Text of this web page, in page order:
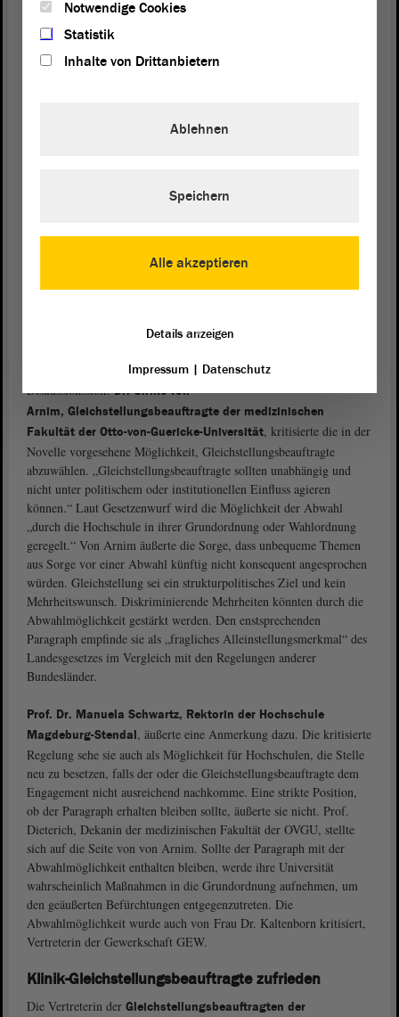
Markus Schulze sprach im Namen des
Magedburger Uniklinikums
Fakultätsvorstand und Klinikumsvorstand eng zusammen, lobte er.
Die Rechte des Fakultätsrates würden ausgeweitet, klare
die Novelle auch ein externes Mitglied eines Uniklinik-Aufsichtsrats
dessen zu dessen Vorsitz ernannt werden kann. Laut aktuellem
Resümee, sei die Novelle positiv zu bewerten. Das Grundproblem –
aufeinander zubewegen“ müssten – bleibe bestehen. Fabian Stumm,
anschließend auf seinen Redebeitrag, aber stand für Fragen zur
Verfügung.
Kritik an Abwahlregelung für
Gleichstellungsbeauftragte
Änderungen im Bereich der Gleichstellungsbeauftragten sorgten für
Diskussionsstoff.Dr. Ulrike von
Arnim, Gleichstellungsbeauftragte der medizinischen
Fakultät der Otto-von-Guericke-Universität, kritisierte die in der
Novelle vorgesehene Möglichkeit, Gleichstellungsbeauftragte
abzuwählen. „Gleichstellungsbeauftragte sollten unabhängig und
nicht unter politischem oder institutionellen Einfluss agieren
können.“ Laut Gesetzenwurf wird die Möglichkeit der Abwahl
„durch die Hochschule in ihrer Grundordnung oder Wahlordnung
geregelt.“ Von Arnim äußerte die Sorge, dass unbequeme Themen
aus Sorge vor einer Abwahl künftig nicht konsequent angesprochen
würden. Gleichstellung sei ein strukturpolitisches Ziel und kein
Mehrheitswunsch. Diskriminierende Mehrheiten könnten durch die
Abwahlmöglichkeit gestärkt werden. Den enstsprechenden
Paragraph empfinde sie als „fragliches Alleinstellungsmerkmal“ des
Landesgesetzes im Vergleich mit den Regelungen anderer
Bundesländer.
Prof. Dr. Manuela Schwartz, Rektorin der Hochschule
Magdeburg-Stendal, äußerte eine Anmerkung dazu. Die kritisierte
Regelung sehe sie auch als Möglichkeit für Hochschulen, die Stelle
neu zu besetzen, falls der oder die Gleichstellungsbeauftragte dem
Engagement nicht ausreichend nachkomme. Eine strikte Position,
ob der Paragraph erhalten bleiben sollte, äußerte sie nicht. Prof.
Dieterich, Dekanin der medizinischen Fakultät der OVGU, stellte
sich auf die Seite von von Arnim. Sollte der Paragraph mit der
Abwahlmöglichkeit enthalten bleiben, werde ihre Universität
wahrscheinlich Maßnahmen in die Grundordnung aufnehmen, um
den geäußerten Befürchtungen entgegenzutreten. Die
Abwahlmöglichkeit wurde auch von Frau Dr. Kaltenborn kritisiert,
Vertreterin der Gewerkschaft GEW.
Klinik-Gleichstellungsbeauftragte zufrieden
Die Vertreterin der Gleichstellungsbeauftragten der
Notwendige Cookies
Statistik
Inhalte von Drittanbietern
Alle akzeptieren
Ablehnen
Speichern
Details anzeigen
Impressum| Datenschutz